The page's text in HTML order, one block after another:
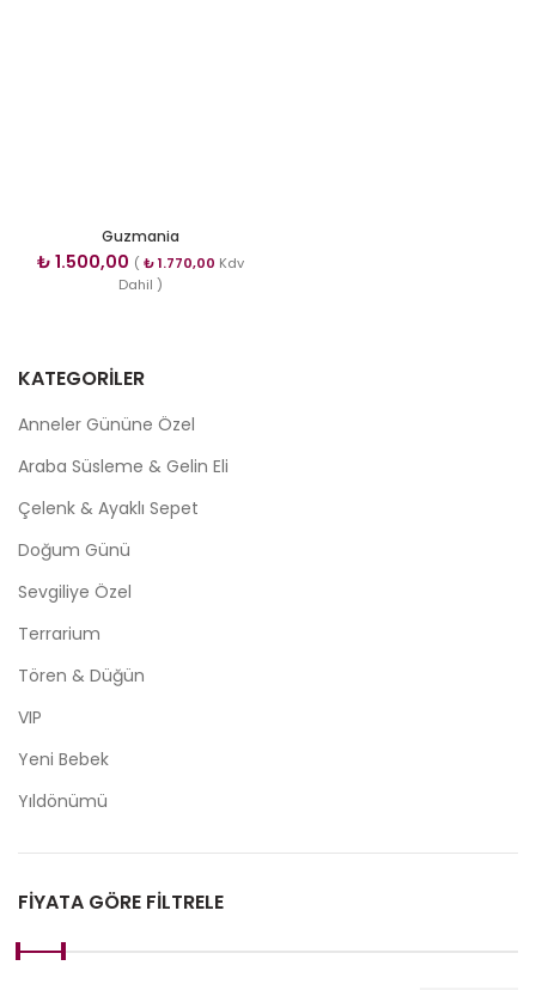
Guzmania
₺ 1.500,00 ( ₺1.770,00 Kdv
Dahil )
KATEGORILER
Anneler Gününe Özel
Araba Süsleme & Gelin Eli
Çelenk & Ayaklı Sepet
Doğum Günü
Sevgiliye Özel
Terrarium
Tören & Düğün
VIP
Yeni Bebek
Yıldönümü
FIYATA GÖRE FILTRELE